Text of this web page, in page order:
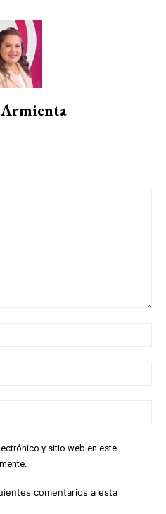
y sitio web en este
comentarios a esta